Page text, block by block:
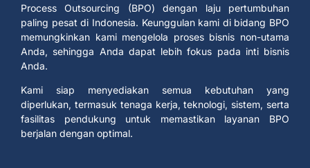
Process Outsourcing (BPO) dengan laju pertumbuhan
paling pesat di Indonesia. Keunggulan kami di bidang BPO
memungkinkan kami mengelola proses bisnis non-utama
Anda, sehingga Anda dapat lebih fokus pada inti bisnis
Anda.
Kami siap menyediakan semua kebutuhan yang
diperlukan, termasuk tenaga kerja, teknologi, sistem, serta
fasilitas pendukung untuk memastikan layanan BPO
berjalan dengan optimal.